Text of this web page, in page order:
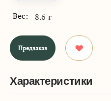
Вес: 8.6 г
Предзаказ
Характеристики